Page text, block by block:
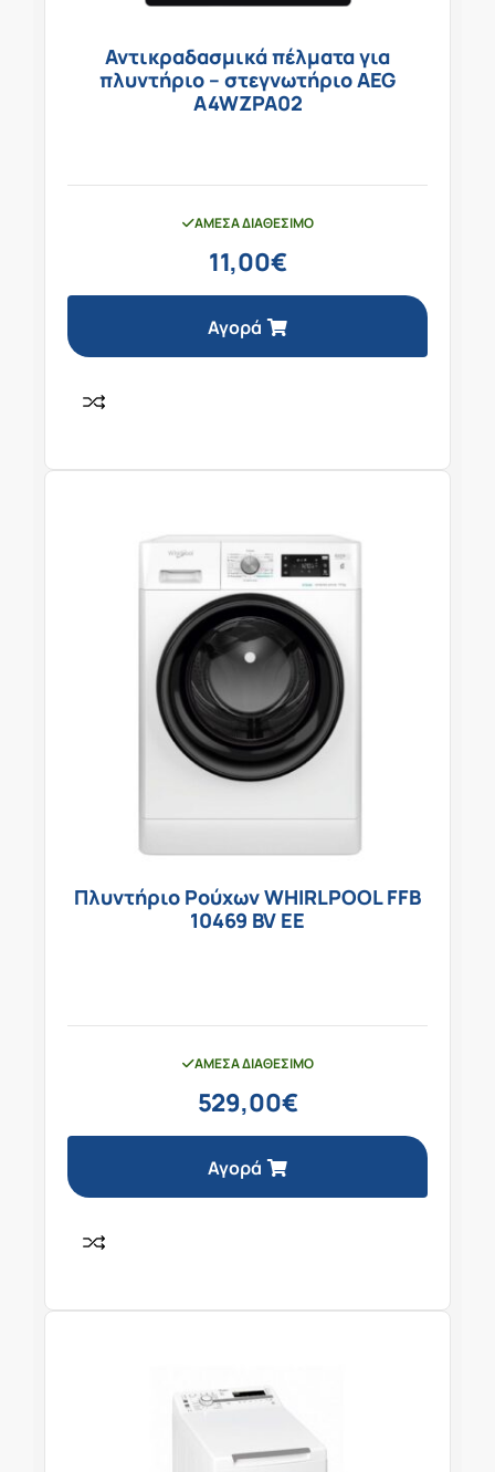
Αντικραδασμικά πέλματα για
πλυντήριο – στεγνωτήριο AEG
A4WZPA02
ΆΜΕΣΑ ΔΙΑΘΈΣΙΜΟ
11,00€
Αγορά
Πλυντήριο Ρούχων WHIRLPOOL FFB
10469 BV EE
ΆΜΕΣΑ ΔΙΑΘΈΣΙΜΟ
529,00€
Αγορά